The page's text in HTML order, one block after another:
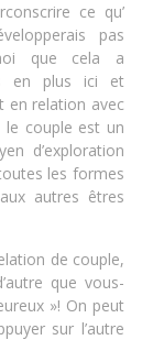
ce qu’
pas
que cela a
en plus ici et
en relation avec
le couple est un
d’exploration
les formes
autres êtres
de couple,
que vous-
»! On peut
sur l’autre